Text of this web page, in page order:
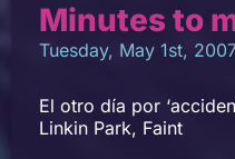
Minutes to
Tuesday, May 1st,
El otro día por
Linkin Park, Faint